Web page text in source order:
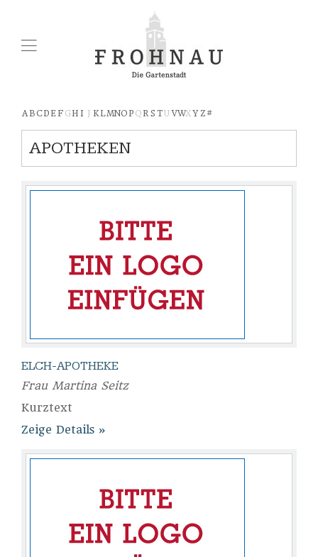
ABCD E F GH I J KLMNOP QR S TUVWXY Z#
APOTHEKEN
ELCH-APOTHEKE
Frau Martina Seitz
Kurztext
Zeige Details